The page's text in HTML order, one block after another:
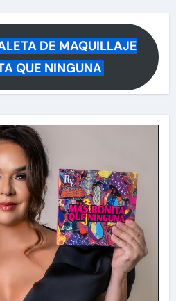
DE MAQUILLAJE
QUE NINGUNA